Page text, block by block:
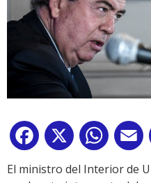
Facebook
X
El ministro del Interior de